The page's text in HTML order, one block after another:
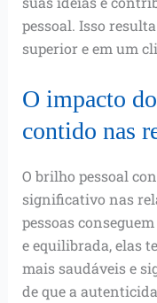
pessoal. Isso
superior e em um
O impacto
contido nas
O brilho pessoal
significativo nas
pessoas
e equilibrada, elas
mais saudáveis e
de que a